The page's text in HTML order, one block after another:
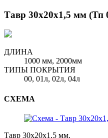
Тавр 30х20х1,5 мм (Тп
ДЛИНА
1000 мм, 2000мм
ТИПЫ ПОКРЫТИЯ
00, 01л, 02л, 04л
СХЕМА
Тавр 30х20х1,5 мм.